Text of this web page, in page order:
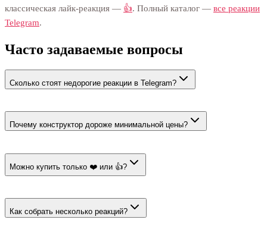
классическая лайк-реакция — 👍. Полный каталог — все реакции
Telegram.
Часто задаваемые вопросы
Сколько стоят недорогие реакции в Telegram?
стоит 31 ₽ за 100, сочетание из конструктора — 35 ₽ за 100.
Почему конструктор дороже минимальной цены?
страницы. У конструктора собственная стоимость — 35 ₽ за
100.
Можно купить только ❤️ или 👍?
Смешивать реакции в таком заказе не нужно.
Как собрать несколько реакций?